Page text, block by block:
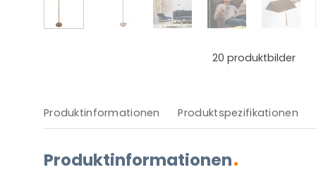
20 produktbilder
Produktinformationen Produktspezifikationen
Produktinformationen